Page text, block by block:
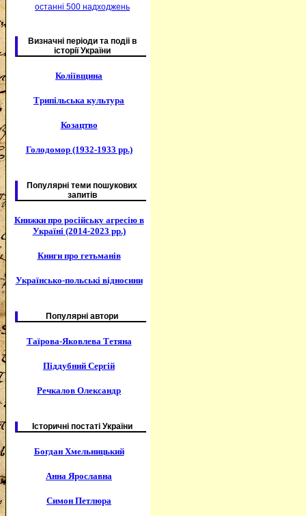
останні 500 надходжень
Визначні періоди та подіі в
історії України
Коліївщина
Трипільська культура
Козацтво
Голодомор (1932-1933 рр.)
Популярні теми пошукових
запитів
Книжки про російську агресію в
Україні (2014-2023 рр.)
Книги про гетьманів
Українсько-польські відносини
Популярні автори
Таїрова-Яковлева Тетяна
Піддубний Сергій
Речкалов Олександр
Історичні постаті України
Богдан Хмельницький
Анна Ярославна
Симон Петлюра